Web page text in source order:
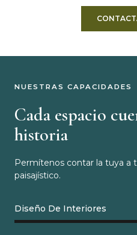
NUESTRAS CAPACIDADES
Cada espacio
historia
Permítenos contar la tuya a
paisajístico.
Diseño De Interiores